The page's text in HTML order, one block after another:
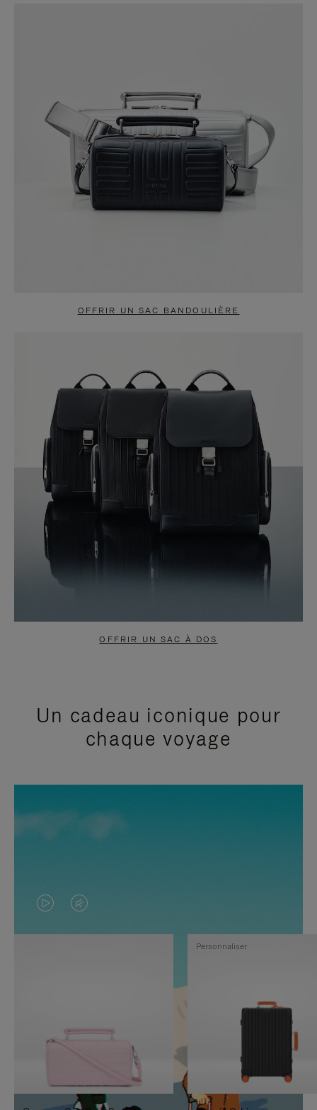
OFFRIR UN SAC BANDOULIÈRE
OFFRIR UN SAC À DOS
Un cadeau iconique pour
chaque voyage
LA
VIDÉO
PAUSE,
APPUYEZ
SUR
LE
SON
DÉSACTIVÉ.
VEUILLEZ
Personnaliser